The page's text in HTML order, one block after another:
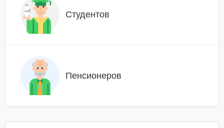
Студентов
Пенсионеров